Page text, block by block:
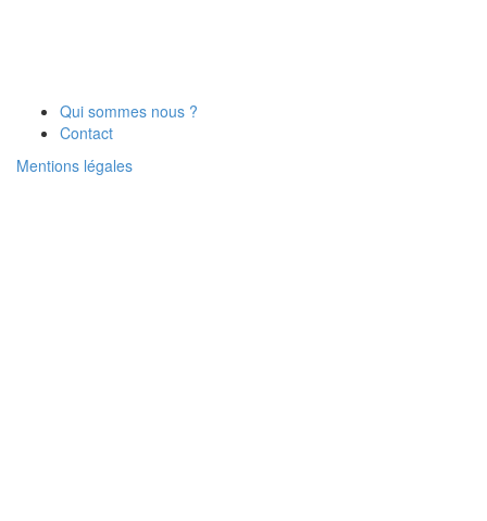
Qui sommes nous ?
Contact
Mentions légales